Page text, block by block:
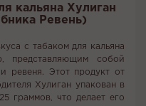
кальяна Хулиган
Ревень)
с табаком для кальяна
представляющим собой
ревеня. Этот продукт от
Хулиган упакован в
граммов, что делает его